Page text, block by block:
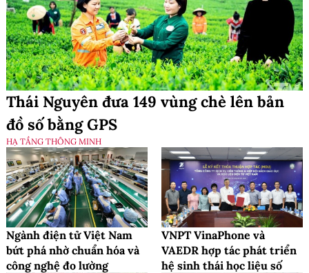
Thái Nguyên đưa 149 vùng chè lên bản
đồ số bằng GPS
HẠ TẦNG THÔNG MINH
Ngành điện tử Việt Nam
bứt phá nhờ chuẩn hóa và
công nghệ đo lường
VNPT VinaPhone và
VAEDR hợp tác phát triển
hệ sinh thái học liệu số